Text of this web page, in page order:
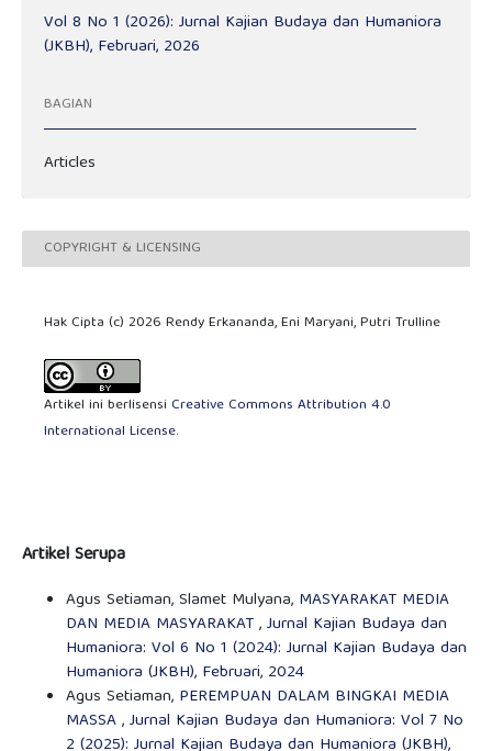
Vol 8 No 1 (2026): Jurnal Kajian Budaya dan Humaniora
(JKBH), Februari, 2026
BAGIAN
Articles
COPYRIGHT & LICENSING
Hak Cipta (c) 2026 Rendy Erkananda, Eni Maryani, Putri Trulline
Artikel ini berlisensi Creative Commons Attribution 4.0
International License.
Artikel Serupa
Agus Setiaman, Slamet Mulyana, MASYARAKAT MEDIA
DAN MEDIA MASYARAKAT,Jurnal Kajian Budaya dan
Humaniora: Vol 6 No 1 (2024): Jurnal Kajian Budaya dan
Humaniora (JKBH), Februari, 2024
Agus Setiaman, PEREMPUAN DALAM BINGKAI MEDIA
MASSA,Jurnal Kajian Budaya dan Humaniora: Vol 7 No